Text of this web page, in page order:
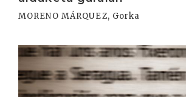
MORENO MÁRQUEZ, Gorka
Irakurri